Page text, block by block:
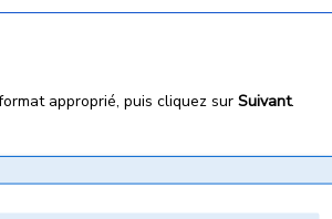
approprié, puis cliquez sur Suivant.